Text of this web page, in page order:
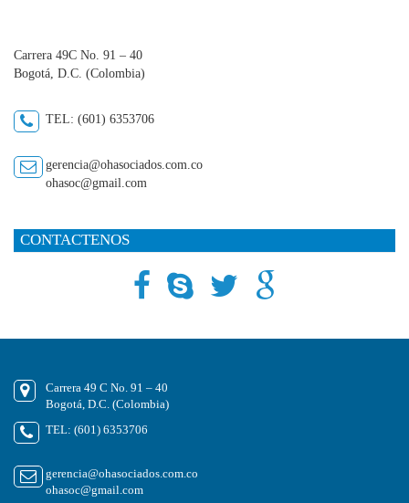
Carrera 49C No. 91 – 40
Bogotá, D.C. (Colombia)
TEL: (601) 6353706
gerencia@ohasociados.com.co
ohasoc@gmail.com
CONTACTENOS
Carrera 49 C No. 91 – 40
Bogotá, D.C. (Colombia)
TEL: (601) 6353706
gerencia@ohasociados.com.co
ohasoc@gmail.com